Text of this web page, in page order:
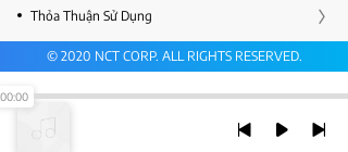
Thỏa Thuận Sử Dụng
© 2020 NCT CORP. ALL RIGHTS RESERVED.
00:00